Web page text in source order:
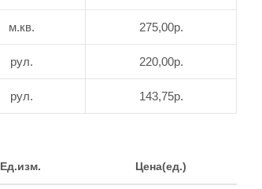
м.кв. 275,00р.
рул. 220,00р.
рул. 143,75р.
Ед.изм. Цена(ед.)